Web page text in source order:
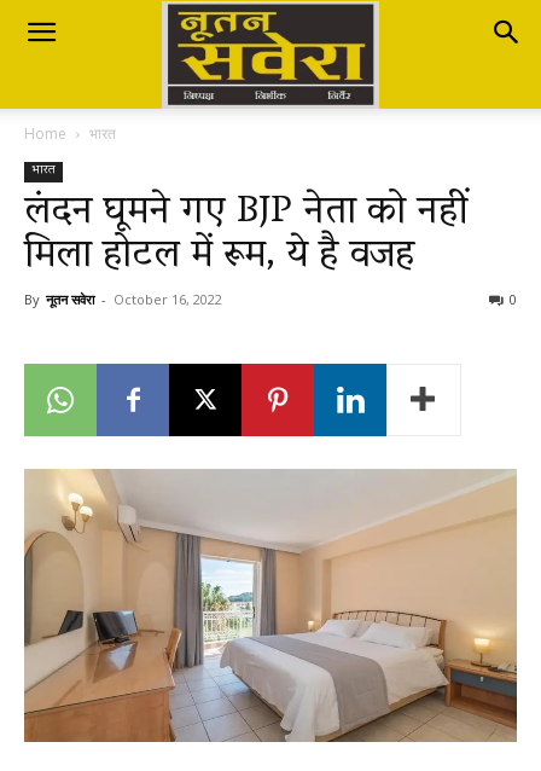
Nutan
Savera
नूतन
Breaking
LIVE
Home भारत
भारत
लंदन घूमने गए BJP नेता को नहीं
मिला होटल में रूम, ये है वजह
By नूतन सवेरा - October 16, 2022 0